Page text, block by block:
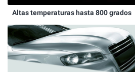
Altas temperaturas hasta 800 grados